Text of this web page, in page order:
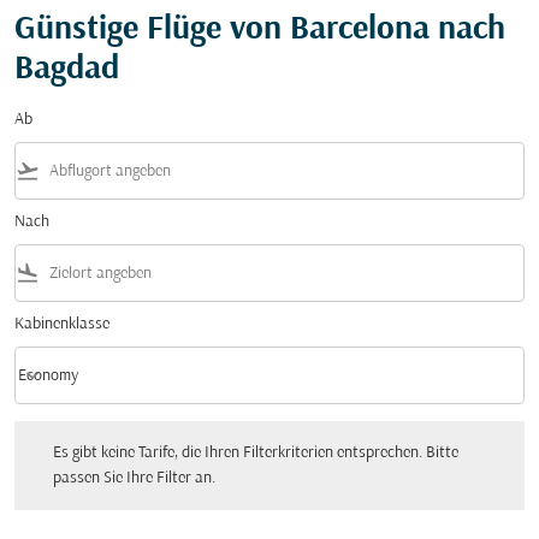
Günstige Flüge von Barcelona nach
Bagdad
Ab
flight_takeoff
Nach
flight_land
Kabinenklasse
Kabinenklasse option Economy Selected
Economy
keyboard_arrow_down
Es gibt keine Tarife, die Ihren Filterkriterien entsprechen. Bitte
passen Sie Ihre Filter an.